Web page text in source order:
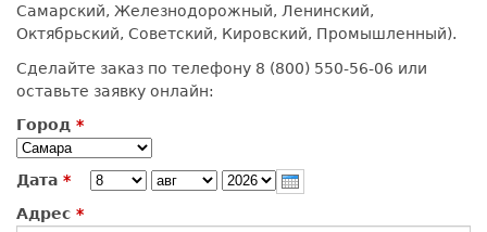
Самарский, Железнодорожный, Ленинский,
Октябрьский, Советский, Кировский, Промышленный).
Сделайте заказ по телефону 8 (800) 550-56-06 или
оставьте заявку онлайн:
Город *
Дата * День Месяц
Год
Адрес *